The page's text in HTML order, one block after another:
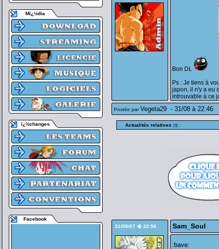
Mï¿½dia
ï¿½changes
Facebook
Bon DL
Ps : Je tiens à
japon, il n'y a eu
introuvable à ce
Postée parVegeta29 - 31/08 à 22:46
Actualités relatives (0) :
31/08/07 � 22:56 Sam_Soul
:bave: